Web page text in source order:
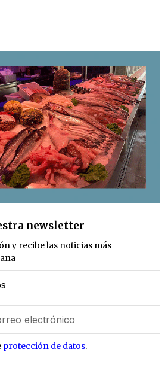
newsletter
y recibe las noticias más
protección de datos.